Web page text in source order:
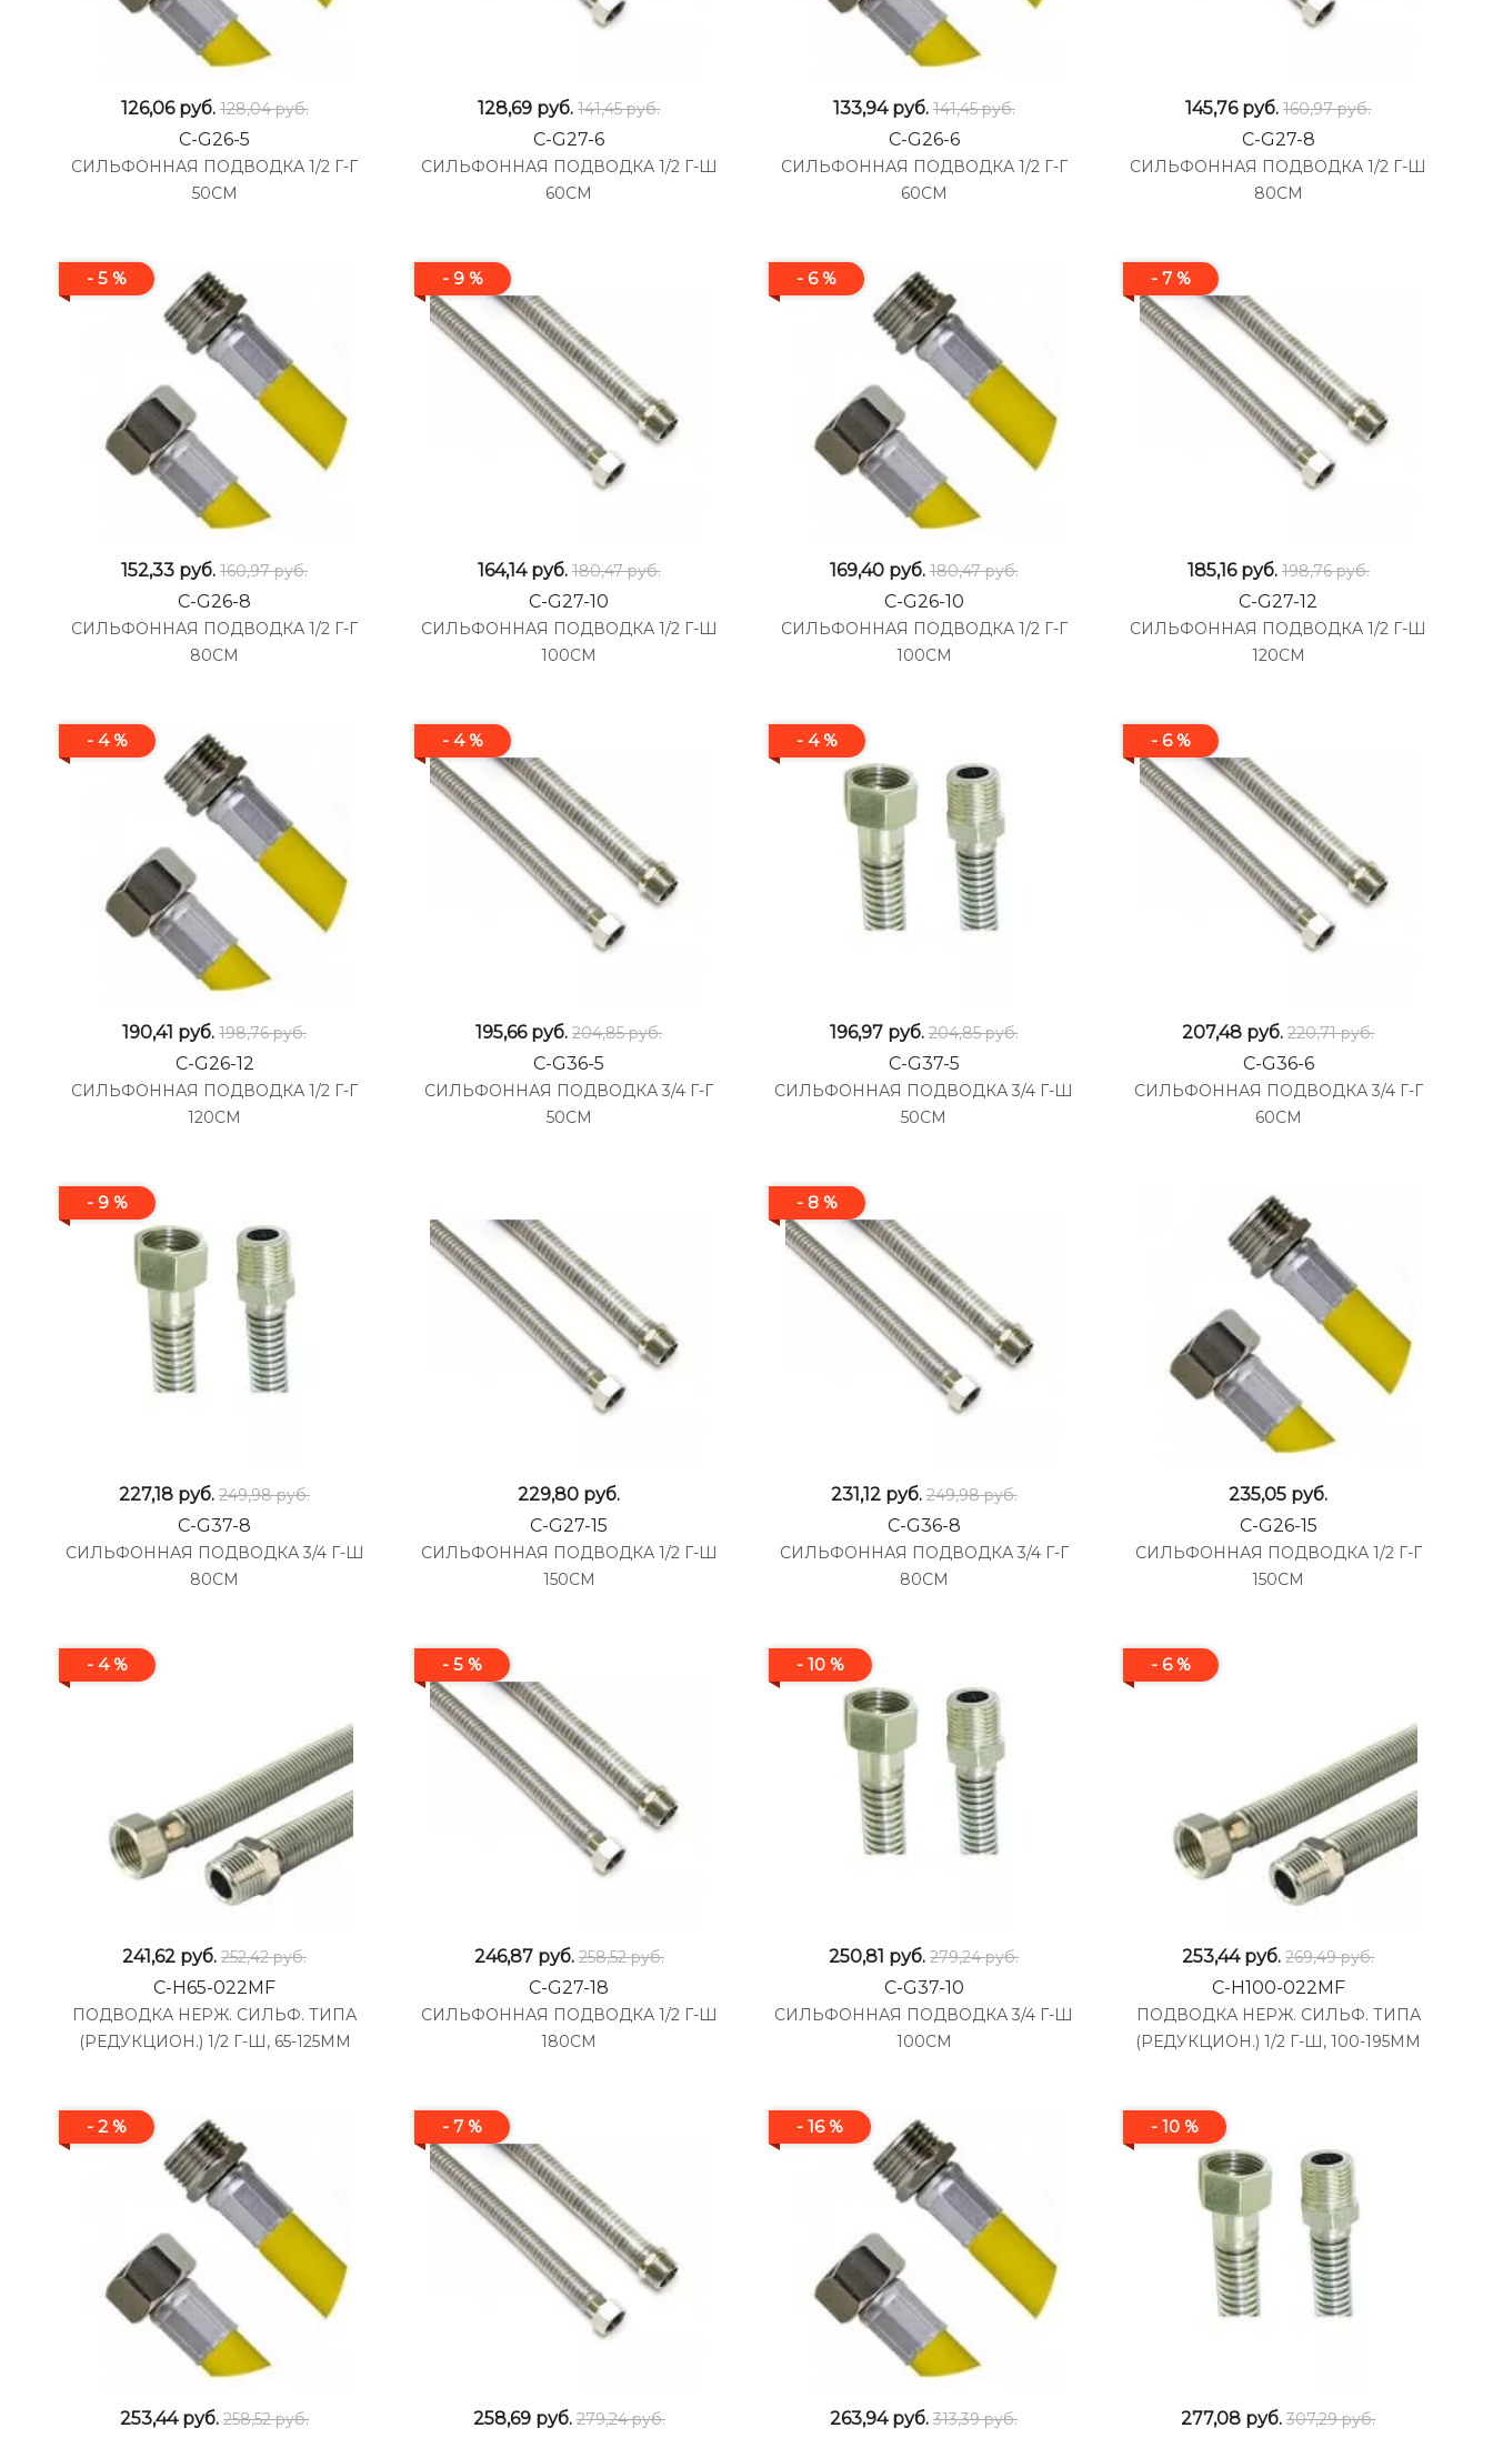
126,06 руб. 128,04 руб.
C-G26-5
СИЛЬФОННАЯ ПОДВОДКА 1/2 Г-Г
50СМ
128,69 руб. 141,45 руб.
C-G27-6
СИЛЬФОННАЯ ПОДВОДКА 1/2 Г-Ш
60СМ
133,94 руб. 141,45 руб.
C-G26-6
СИЛЬФОННАЯ ПОДВОДКА 1/2 Г-Г
60СМ
145,76 руб. 160,97 руб.
C-G27-8
СИЛЬФОННАЯ ПОДВОДКА 1/2 Г-Ш
80СМ
- 5 %
152,33 руб. 160,97 руб.
C-G26-8
СИЛЬФОННАЯ ПОДВОДКА 1/2 Г-Г
80СМ
- 9 %
164,14 руб. 180,47 руб.
C-G27-10
СИЛЬФОННАЯ ПОДВОДКА 1/2 Г-Ш
100СМ
- 6 %
169,40 руб. 180,47 руб.
C-G26-10
СИЛЬФОННАЯ ПОДВОДКА 1/2 Г-Г
100СМ
- 7 %
185,16 руб. 198,76 руб.
C-G27-12
СИЛЬФОННАЯ ПОДВОДКА 1/2 Г-Ш
120СМ
- 4 %
190,41 руб. 198,76 руб.
C-G26-12
СИЛЬФОННАЯ ПОДВОДКА 1/2 Г-Г
120СМ
- 4 %
195,66 руб. 204,85 руб.
C-G36-5
СИЛЬФОННАЯ ПОДВОДКА 3/4 Г-Г
50СМ
- 4 %
196,97 руб. 204,85 руб.
C-G37-5
СИЛЬФОННАЯ ПОДВОДКА 3/4 Г-Ш
50СМ
- 6 %
207,48 руб. 220,71 руб.
C-G36-6
СИЛЬФОННАЯ ПОДВОДКА 3/4 Г-Г
60СМ
- 9 %
227,18 руб. 249,98 руб.
C-G37-8
СИЛЬФОННАЯ ПОДВОДКА 3/4 Г-Ш
80СМ
229,80 руб.
C-G27-15
СИЛЬФОННАЯ ПОДВОДКА 1/2 Г-Ш
150СМ
- 8 %
231,12 руб. 249,98 руб.
C-G36-8
СИЛЬФОННАЯ ПОДВОДКА 3/4 Г-Г
80СМ
235,05 руб.
C-G26-15
СИЛЬФОННАЯ ПОДВОДКА 1/2 Г-Г
150СМ
- 4 %
241,62 руб. 252,42 руб.
C-H65-022MF
ПОДВОДКА НЕРЖ. СИЛЬФ. ТИПА
(РЕДУКЦИОН.) 1/2 Г-Ш, 65-125ММ
- 5 %
246,87 руб. 258,52 руб.
C-G27-18
СИЛЬФОННАЯ ПОДВОДКА 1/2 Г-Ш
180СМ
- 10 %
250,81 руб. 279,24 руб.
C-G37-10
СИЛЬФОННАЯ ПОДВОДКА 3/4 Г-Ш
100СМ
- 6 %
253,44 руб. 269,49 руб.
C-H100-022MF
ПОДВОДКА НЕРЖ. СИЛЬФ. ТИПА
(РЕДУКЦИОН.) 1/2 Г-Ш, 100-195ММ
- 2 %
253,44 руб. 258,52 руб.
- 7 %
258,69 руб. 279,24 руб.
- 16 %
263,94 руб. 313,39 руб.
- 10 %
277,08 руб. 307,29 руб.